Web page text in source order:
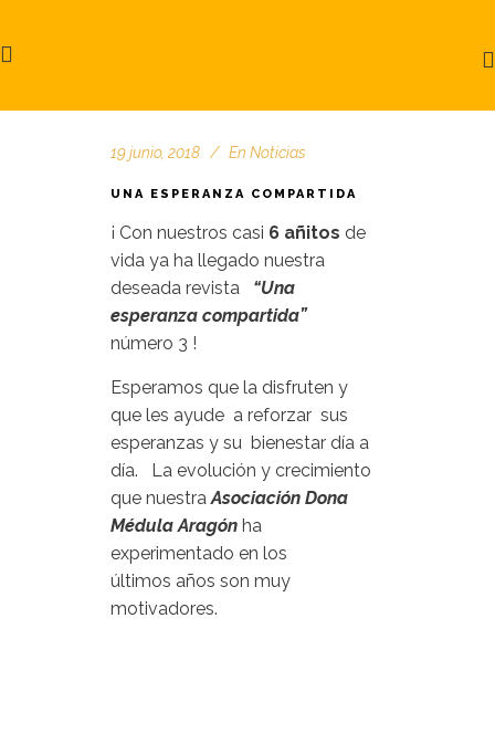
19 junio, 2018 En Noticias
UNA ESPERANZA COMPARTIDA
¡ Con nuestros casi 6 añitos de
vida ya ha llegado nuestra
deseada revista “Una
esperanza compartida”
número 3 !
Esperamos que la disfruten y
que les ayude a reforzar sus
esperanzas y su bienestar día a
día. La evolución y crecimiento
que nuestraAsociación Dona
Médula Aragón ha
experimentado en los
últimos años son muy
motivadores.